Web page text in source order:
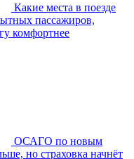
Какие места в поезде
пассажиров,
комфортнее
ОСАГО по новым
но страховка начнёт